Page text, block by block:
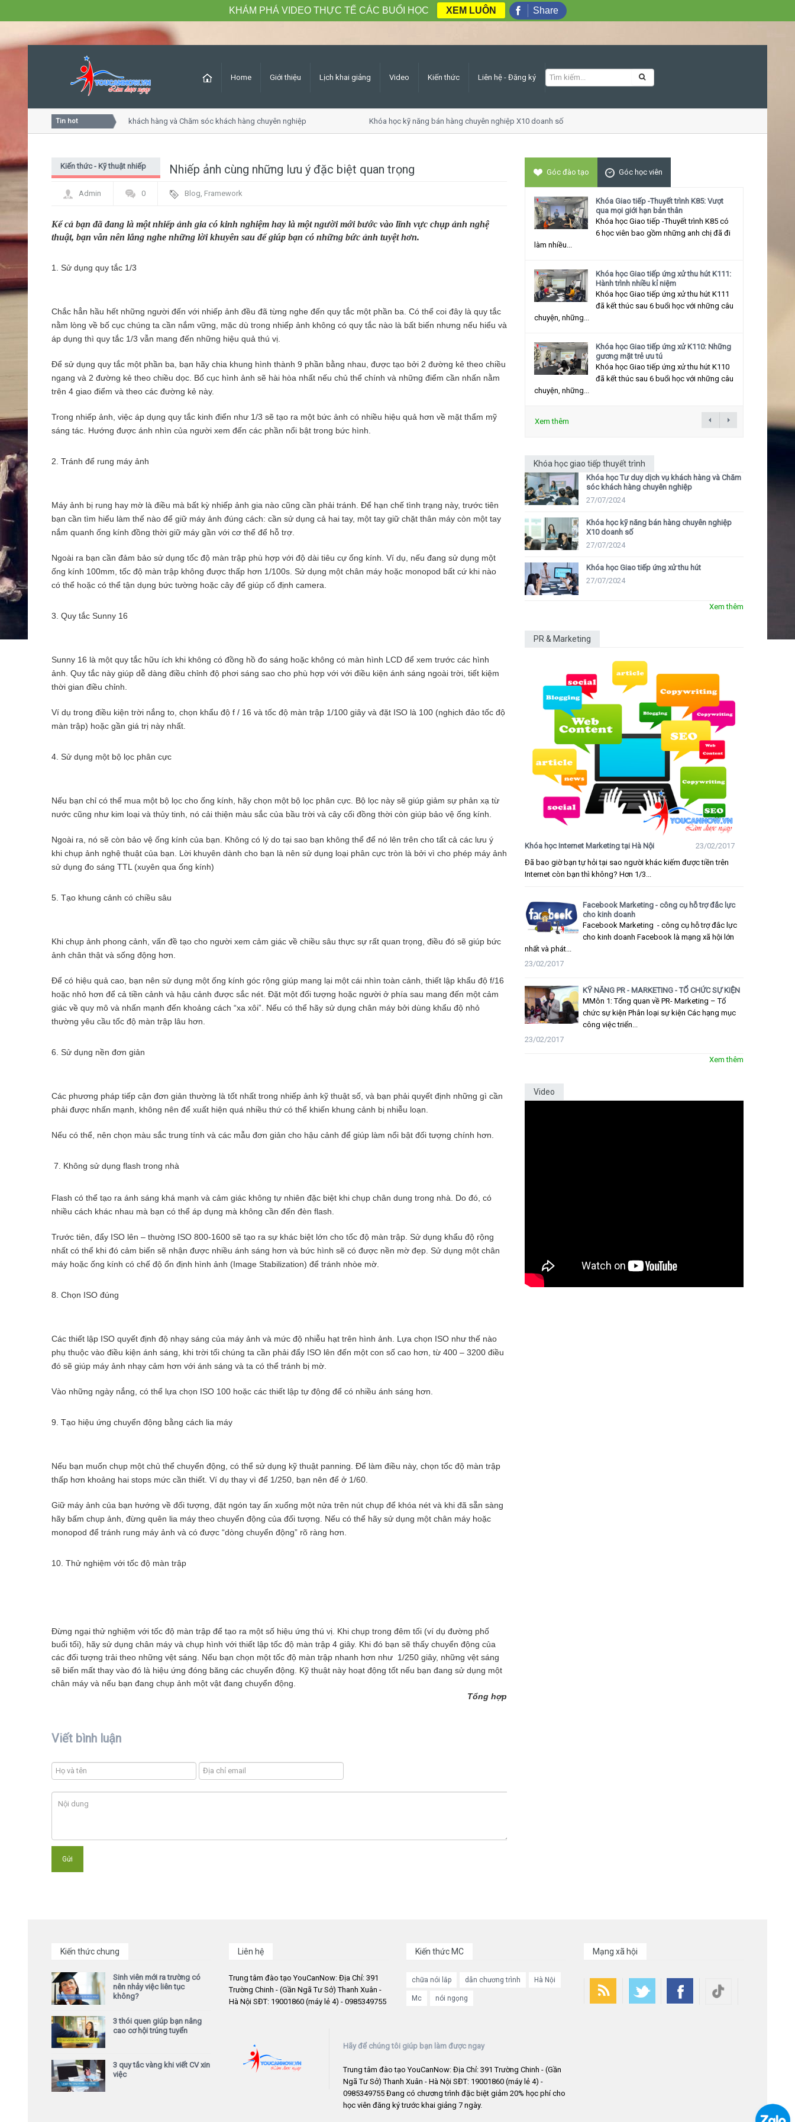
Home Giới thiệu Lịch khai giảng Video Kiến thức Liên hệ - Đăng ký
Tin hot
Khóa học Tư duy dịch vụ khách hàng và Chăm sóc khách hàng chuyên nghiệp Khóa học kỹ năng bán hàng chuyên nghiệp X10 doanh số
Nhiếp ảnh cùng những lưu ý đặc biệt quan trọng
Kiến thức - Kỹ thuật nhiếp
Admin
0 Blog, Framework
Kể cả bạn đã đang là một nhiếp ảnh gia có kinh nghiệm hay là một người mới bước vào lĩnh vực chụp ảnh nghệ
thuật, bạn vẫn nên lắng nghe những lời khuyên sau để giúp bạn có những bức ảnh tuyệt hơn.
1. Sử dụng quy tắc 1/3
Chắc hẳn hầu hết những người đến với nhiếp ảnh đều đã từng nghe đến quy tắc một phần ba. Có thể coi đây là quy tắc
nằm lòng về bố cục chúng ta cần nắm vững, mặc dù trong nhiếp ảnh không có quy tắc nào là bất biến nhưng nếu hiểu và
áp dụng thì quy tắc 1/3 vẫn mang đến những hiệu quả thú vị.
Để sử dụng quy tắc một phần ba, bạn hãy chia khung hình thành 9 phần bằng nhau, được tạo bởi 2 đường kẻ theo chiều
ngang và 2 đường kẻ theo chiều dọc. Bố cục hình ảnh sẽ hài hòa nhất nếu chủ thể chính và những điểm cần nhấn nằm
trên 4 giao điểm và theo các đường kẻ này.
Trong nhiếp ảnh, việc áp dụng quy tắc kinh điển như 1/3 sẽ tạo ra một bức ảnh có nhiều hiệu quả hơn về mặt thẩm mỹ
sáng tác. Hướng được ánh nhìn của người xem đến các phần nổi bật trong bức hình.
2. Tránh để rung máy ảnh
Máy ảnh bị rung hay mờ là điều mà bất kỳ nhiếp ảnh gia nào cũng cần phải tránh. Để hạn chế tình trạng này, trước tiên
bạn cần tìm hiểu làm thế nào để giữ máy ảnh đúng cách: cần sử dụng cả hai tay, một tay giữ chặt thân máy còn một tay
nắm quanh ống kính đồng thời giữ máy gần với cơ thể để hỗ trợ.
Ngoài ra bạn cần đảm bảo sử dụng tốc độ màn trập phù hợp với độ dài tiêu cự ống kính. Ví dụ, nếu đang sử dụng một
ống kính 100mm, tốc độ màn trập không được thấp hơn 1/100s. Sử dụng một chân máy hoặc monopod bất cứ khi nào
có thể hoặc có thể tận dụng bức tường hoặc cây để giúp cố định camera.
3. Quy tắc Sunny 16
Sunny 16 là một quy tắc hữu ích khi không có đồng hồ đo sáng hoặc không có màn hình LCD để xem trước các hình
ảnh. Quy tắc này giúp dễ dàng điều chỉnh độ phơi sáng sao cho phù hợp với với điều kiện ánh sáng ngoài trời, tiết kiệm
thời gian điều chỉnh.
Ví dụ trong điều kiện trời nắng to, chọn khẩu độ f / 16 và tốc độ màn trập 1/100 giây và đặt ISO là 100 (nghịch đảo tốc độ
màn trập) hoặc gần giá trị này nhất.
4. Sử dụng một bộ lọc phân cực
Nếu bạn chỉ có thể mua một bộ lọc cho ống kính, hãy chọn một bộ lọc phân cực. Bộ lọc này sẽ giúp giảm sự phản xạ từ
nước cũng như kim loại và thủy tinh, nó cải thiện màu sắc của bầu trời và cây cối đồng thời còn giúp bảo vệ ống kính.
Ngoài ra, nó sẽ còn bảo vệ ống kính của bạn. Không có lý do tại sao bạn không thể để nó lên trên cho tất cả các lưu ý
khi chụp ảnh nghệ thuật của bạn. Lời khuyên dành cho bạn là nên sử dụng loại phân cực tròn là bởi vì cho phép máy ảnh
sử dụng đo sáng TTL (xuyên qua ống kính)
5. Tạo khung cảnh có chiều sâu
Khi chụp ảnh phong cảnh, vấn đề tạo cho người xem cảm giác về chiều sâu thực sự rất quan trọng, điều đó sẽ giúp bức
ảnh chân thật và sống động hơn.
Để có hiệu quả cao, bạn nên sử dụng một ống kính góc rộng giúp mang lại một cái nhìn toàn cảnh, thiết lập khẩu độ f/16
hoặc nhỏ hơn để cả tiền cảnh và hậu cảnh được sắc nét. Đặt một đối tượng hoặc người ở phía sau mang đến một cảm
giác về quy mô và nhấn mạnh đến khoảng cách “xa xôi”. Nếu có thể hãy sử dụng chân máy bởi dùng khẩu độ nhỏ
thường yêu cầu tốc độ màn trập lâu hơn.
6. Sử dụng nền đơn giản
Các phương pháp tiếp cận đơn giản thường là tốt nhất trong nhiếp ảnh kỹ thuật số, và bạn phải quyết định những gì cần
phải được nhấn mạnh, không nên để xuất hiện quá nhiều thứ có thể khiến khung cảnh bị nhiễu loạn.
Nếu có thể, nên chọn màu sắc trung tính và các mẫu đơn giản cho hậu cảnh để giúp làm nổi bật đối tượng chính hơn.
7. Không sử dụng flash trong nhà
Flash có thể tạo ra ánh sáng khá mạnh và cảm giác không tự nhiên đặc biệt khi chụp chân dung trong nhà. Do đó, có
nhiều cách khác nhau mà bạn có thể áp dụng mà không cần đến đèn flash.
Trước tiên, đẩy ISO lên – thường ISO 800-1600 sẽ tạo ra sự khác biệt lớn cho tốc độ màn trập. Sử dụng khẩu độ rộng
nhất có thể khi đó cảm biến sẽ nhận được nhiều ánh sáng hơn và bức hình sẽ có được nền mờ đẹp. Sử dụng một chân
máy hoặc ống kính có chế độ ổn định hình ảnh (Image Stabilization) để tránh nhòe mờ.
8. Chọn ISO đúng
Các thiết lập ISO quyết định độ nhạy sáng của máy ảnh và mức độ nhiễu hạt trên hình ảnh. Lựa chọn ISO như thế nào
phụ thuộc vào điều kiện ánh sáng, khi trời tối chúng ta cần phải đẩy ISO lên đến một con số cao hơn, từ 400 – 3200 điều
đó sẽ giúp máy ảnh nhạy cảm hơn với ánh sáng và ta có thể tránh bị mờ.
Vào những ngày nắng, có thể lựa chọn ISO 100 hoặc các thiết lập tự động để có nhiều ánh sáng hơn.
9. Tạo hiệu ứng chuyển động bằng cách lia máy
Nếu bạn muốn chụp một chủ thể chuyển động, có thể sử dụng kỹ thuật panning. Để làm điều này, chọn tốc độ màn trập
thấp hơn khoảng hai stops mức cần thiết. Ví dụ thay vì để 1/250, bạn nên để ở 1/60.
Giữ máy ảnh của bạn hướng về đối tượng, đặt ngón tay ấn xuống một nửa trên nút chụp để khóa nét và khi đã sẵn sàng
hãy bấm chụp ảnh, đừng quên lia máy theo chuyển động của đối tượng. Nếu có thể hãy sử dụng một chân máy hoặc
monopod để tránh rung máy ảnh và có được “dòng chuyển động” rõ ràng hơn.
10. Thử nghiệm với tốc độ màn trập
Đừng ngại thử nghiệm với tốc độ màn trập để tạo ra một số hiệu ứng thú vị. Khi chụp trong đêm tối (ví dụ đường phố
buổi tối), hãy sử dụng chân máy và chụp hình với thiết lập tốc độ màn trập 4 giây. Khi đó bạn sẽ thấy chuyển động của
các đối tượng trải theo những vệt sáng. Nếu bạn chọn một tốc độ màn trập nhanh hơn như 1/250 giây, những vệt sáng
sẽ biến mất thay vào đó là hiệu ứng đóng băng các chuyển động. Kỹ thuật này hoạt động tốt nếu bạn đang sử dụng một
chân máy và nếu bạn đang chụp ảnh một vật đang chuyển động.
Tổng hợp
Viết bình luận
Góc đào tạo Góc học viên
Khóa Giao tiếp -Thuyết trình K85: Vượt
qua mọi giới hạn bản thân
Khóa học Giao tiếp -Thuyết trình K85 có
6 học viên bao gồm những anh chị đã đi
làm nhiều...
Khóa học Giao tiếp ứng xử thu hút K111:
Hành trình nhiều kỉ niệm
Khóa học Giao tiếp ứng xử thu hút K111
đã kết thúc sau 6 buổi học với những câu
chuyện, những...
Khóa học Giao tiếp ứng xử K110: Những
gương mặt trẻ ưu tú
Khóa học Giao tiếp ứng xử thu hút K110
đã kết thúc sau 6 buổi học với những câu
chuyện, những...
Xem thêm
Khóa học giao tiếp thuyết trình
Khóa học Tư duy dịch vụ khách hàng và Chăm
sóc khách hàng chuyên nghiệp
27/07/2024
Khóa học kỹ năng bán hàng chuyên nghiệp
X10 doanh số
27/07/2024
Khóa học Giao tiếp ứng xử thu hút
27/07/2024
Xem thêm
PR & Marketing
Khóa học Internet Marketing tại Hà Nội
23/02/2017
Đã bao giờ bạn tự hỏi tại sao người khác kiếm được tiền trên
Internet còn bạn thì không? Hơn 1/3...
Facebook Marketing - công cụ hỗ trợ đắc lực
cho kinh doanh
Facebook Marketing - công cụ hỗ trợ đắc lực
cho kinh doanh Facebook là mạng xã hội lớn
nhất và phát...
23/02/2017
KỸ NĂNG PR - MARKETING - TỔ CHỨC SỰ KIỆN
MMôn 1: Tổng quan về PR- Marketing – Tổ
chức sự kiện Phân loại sự kiện Các hạng mục
công việc triển...
23/02/2017
Xem thêm
Video
Kiến thức chung
Sinh viên mới ra trường có
nên nhảy việc liên tục
không?
3 thói quen giúp bạn nâng
cao cơ hội trúng tuyển
3 quy tắc vàng khi viết CV xin
việc
Liên hệ
Trung tâm đào tạo YouCanNow: Địa Chỉ: 391
Trường Chinh - (Gần Ngã Tư Sở) Thanh Xuân -
Hà Nội SĐT: 19001860 (máy lẻ 4) - 0985349755
Kiến thức MC
chữa nói lắp dẫn chương trình Hà Nội
Mc nói ngọng
Mạng xã hội
Hãy để chúng tôi giúp bạn làm được ngay
Trung tâm đào tạo YouCanNow: Địa Chỉ: 391 Trường Chinh - (Gần
Ngã Tư Sở) Thanh Xuân - Hà Nội SĐT: 19001860 (máy lẻ 4) -
0985349755 Đang có chương trình đặc biệt giảm 20% học phí cho
học viên đăng ký trước khai giảng 7 ngày.
KHÁM PHÁ VIDEO THỰC TẾ CÁC BUỔI HỌC XEM LUÔN Share